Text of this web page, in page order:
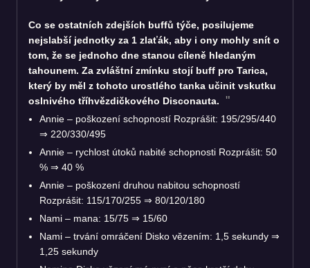
Co se ostatních zdejších buffů týče, posilujeme
nejslabší jednotky za 1 zlaťák, aby i ony mohly snít o
tom, že se jednoho dne stanou cíleně hledaným
tahounem. Za zvláštní zmínku stojí buff pro Tarica,
který by měl z tohoto urostlého tanka učinit vskutku
oslnivého tříhvězdičkového Disconauta.
Annie – poškození schopností Rozprášit: 195/295/440
⇒ 220/330/495
Annie – rychlost útoků nabité schopnosti Rozprášit: 50
% ⇒ 40 %
Annie – poškození druhou nabitou schopností
Rozprášit: 115/170/255 ⇒ 80/120/180
Nami – mana: 15/75 ⇒ 15/60
Nami – trvání omráčení Disko vězením: 1,5 sekundy ⇒
1,25 sekundy